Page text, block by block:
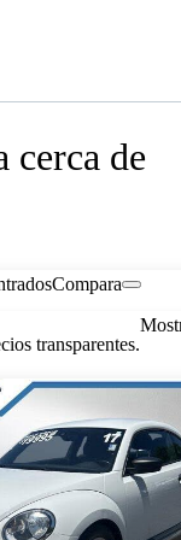
cerca de
Compara
transparentes.